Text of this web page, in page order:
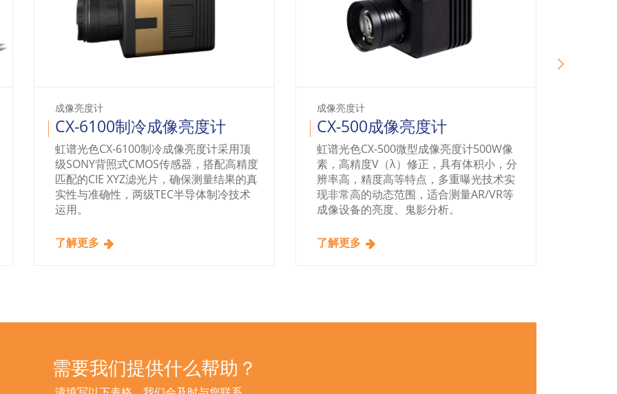
成像亮度计
CX-6100制冷成像亮度计
虹谱光色CX-6100制冷成像亮度计采用顶
级SONY背照式CMOS传感器，搭配高精度
匹配的CIE XYZ滤光片，确保测量结果的真
实性与准确性，两级TEC半导体制冷技术
运用。
了解更多
成像亮度计
CX-500成像亮度计
虹谱光色CX-500微型成像亮度计500W像
素，高精度V（λ）修正，具有体积小，分
辨率高，精度高等特点，多重曝光技术实
现非常高的动态范围，适合测量AR/VR等
成像设备的亮度、鬼影分析。
了解更多
需要我们提供什么帮助？